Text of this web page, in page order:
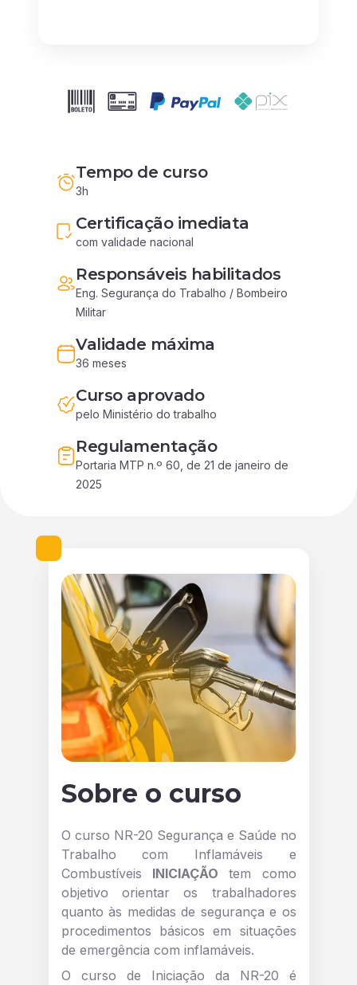
Tempo de curso
3h
Certificação imediata
com validade nacional
Responsáveis habilitados
Eng. Segurança do Trabalho / Bombeiro
Militar
Validade máxima
36 meses
Curso aprovado
pelo Ministério do trabalho
Regulamentação
Portaria MTP n.º 60, de 21 de janeiro de
2025
Sobre o curso
O curso NR-20 Segurança e Saúde no
Trabalho com Inflamáveis e
Combustíveis INICIAÇÃO tem como
objetivo orientar os trabalhadores
quanto às medidas de segurança e os
procedimentos básicos em situações
de emergência com inflamáveis.
O curso de Iniciação da NR-20 é